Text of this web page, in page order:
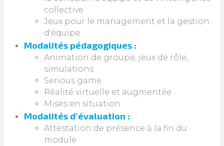
collective
Jeux pour le management et la gestion
d'équipe
Modalités pédagogiques :
Animation de groupe, jeux de rôle,
simulations
Serious game
Réalité virtuelle et augmentée
Mises en situation
Modalités d’évaluation :
Attestation de présence à la fin du
module